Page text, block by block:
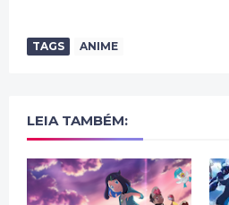
TAGS ANIME
LEIA TAMBÉM: